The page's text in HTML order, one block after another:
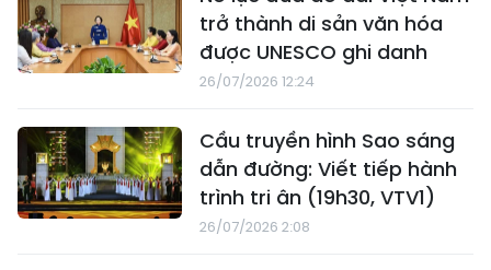
trở thành di sản văn hóa
được UNESCO ghi danh
26/07/2026 12:24
Cầu truyền hình Sao sáng
dẫn đường: Viết tiếp hành
trình tri ân (19h30, VTV1)
26/07/2026 2:08